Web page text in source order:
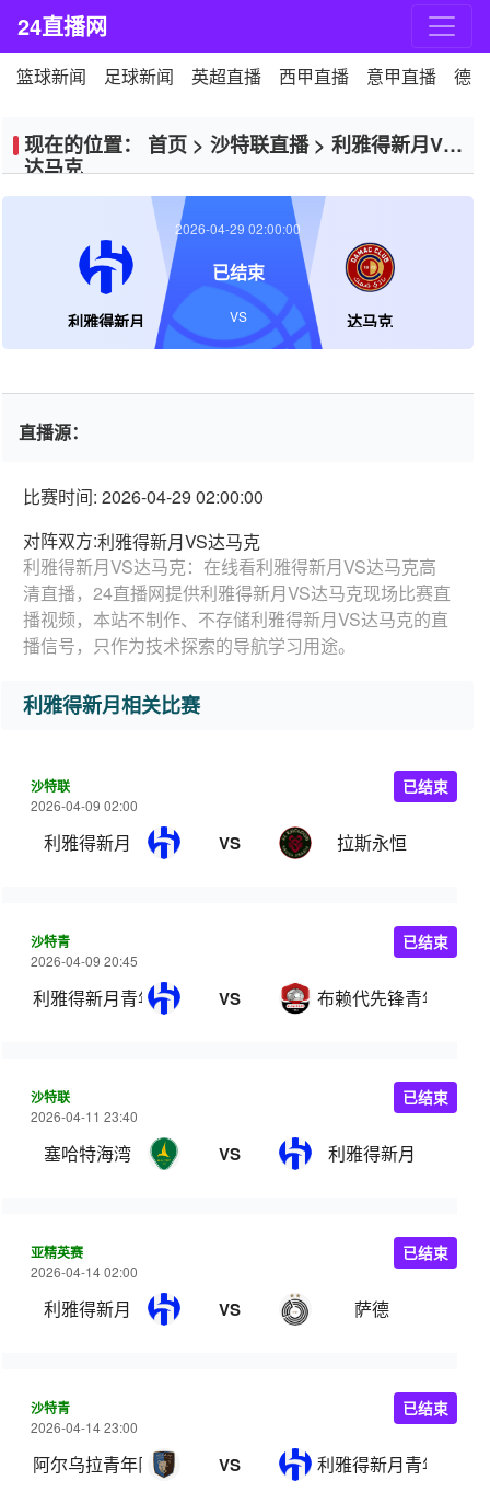
24直播网
篮球新闻 足球新闻 英超直播 西甲直播 意甲直播 德
现在的位置： 首页 > 沙特联直播> 利雅得新月VS
达马克
利雅得新月 达马克
2026-04-29 02:00:00
已结束
VS
直播源：
比赛时间: 2026-04-29 02:00:00
对阵双方:利雅得新月VS达马克
利雅得新月VS达马克：在线看利雅得新月VS达马克高
清直播，24直播网提供利雅得新月VS达马克现场比赛直
播视频，本站不制作、不存储利雅得新月VS达马克的直
播信号，只作为技术探索的导航学习用途。
利雅得新月相关比赛
沙特联
2026-04-09 02:00
利雅得新月 VS 拉斯永恒
已结束
沙特青
2026-04-09 20:45
利雅得新月青年队 VS 布赖代先锋青年队
已结束
沙特联
2026-04-11 23:40
塞哈特海湾 VS 利雅得新月
已结束
亚精英赛
2026-04-14 02:00
利雅得新月 VS 萨德
已结束
沙特青
2026-04-14 23:00
阿尔乌拉青年队 VS 利雅得新月青年队
已结束